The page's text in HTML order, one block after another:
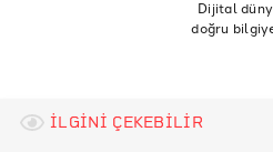
Infobae - Gas butano,
dentro de la empresa en la
İran İsrail Amerika Savaşı
Dijital
doğru
İLGİNİ ÇEKEBİLİR